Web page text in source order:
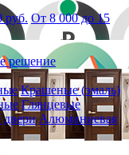
руб. От 8 000 до 15
решение
Крашеные (эмаль)
Глянцевые
двери Алюминиевая